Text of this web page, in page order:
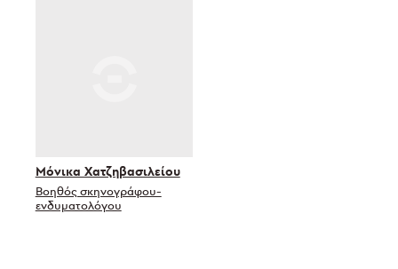
Μόνικα Χατζηβασιλείου
Βοηθός σκηνογράφου-
ενδυματολόγου